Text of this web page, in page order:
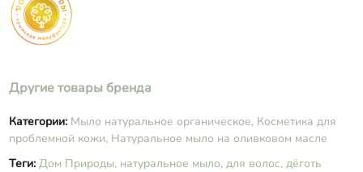
Другие товары бренда
Категории: Мыло натуральное органическое, Косметика для
проблемной кожи, Натуральное мыло на оливковом масле
Теги: Дом Природы, натуральное мыло, для волос, дёготь